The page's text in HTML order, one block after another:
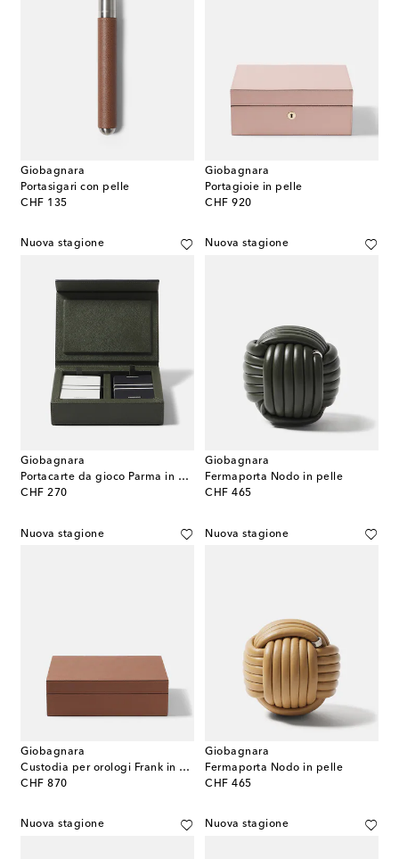
Giobagnara
Portasigari con pelle
CHF 135
original price
Giobagnara
Portagioie in pelle
CHF 920
original price
Nuova stagione
Giobagnara
Portacarte da gioco Parma in pelle
CHF 270
original price
Nuova stagione
Giobagnara
Fermaporta Nodo in pelle
CHF 465
original price
Nuova stagione
Giobagnara
Custodia per orologi Frank in pelle
CHF 870
original price
Nuova stagione
Giobagnara
Fermaporta Nodo in pelle
CHF 465
original price
Nuova stagione Nuova stagione